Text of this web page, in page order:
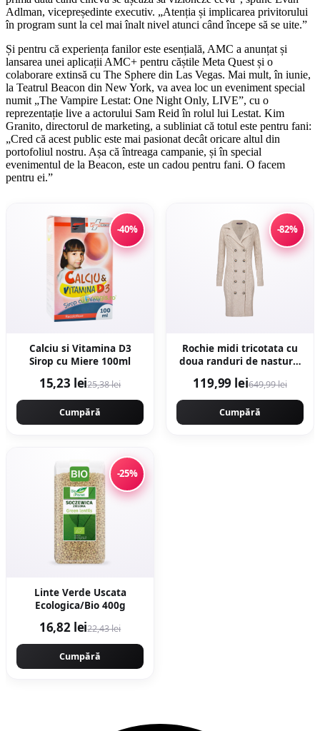
Adlman, vicepreședinte executiv. „Atenția și implicarea privitorului
în program sunt la cel mai înalt nivel atunci când începe să se uite.”
Și pentru că experiența fanilor este esențială, AMC a anunțat și
lansarea unei aplicații AMC+ pentru căștile Meta Quest și o
colaborare extinsă cu The Sphere din Las Vegas. Mai mult, în iunie,
la Teatrul Beacon din New York, va avea loc un eveniment special
numit „The Vampire Lestat: One Night Only, LIVE”, cu o
reprezentație live a actorului Sam Reid în rolul lui Lestat. Kim
Granito, directorul de marketing, a subliniat că totul este pentru fani:
„Cred că acest public este mai pasionat decât oricare altul din
portofoliul nostru. Așa că întreaga campanie, și în special
evenimentul de la Beacon, este un cadou pentru fani. O facem
pentru ei.”
-40%
Calciu si Vitamina D3
Sirop cu Miere 100ml
15,23 lei25,38 lei
Cumpără
-82%
Rochie midi tricotata cu
doua randuri de nasturi -
119,99 lei649,99 lei
Cumpără
-25%
Linte Verde Uscata
Ecologica/Bio 400g
16,82 lei22,43 lei
Cumpără